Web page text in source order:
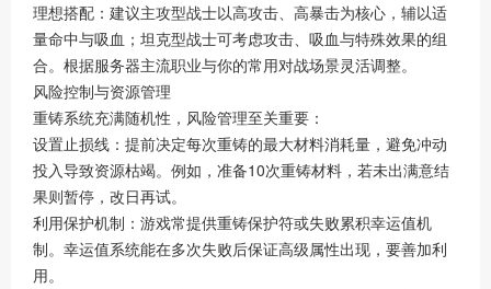
理想搭配：建议主攻型战士以高攻击、高暴击为核心，辅以适
量命中与吸血；坦克型战士可考虑攻击、吸血与特殊效果的组
合。根据服务器主流职业与你的常用对战场景灵活调整。
风险控制与资源管理
重铸系统充满随机性，风险管理至关重要：
设置止损线：提前决定每次重铸的最大材料消耗量，避免冲动
投入导致资源枯竭。例如，准备10次重铸材料，若未出满意结
果则暂停，改日再试。
利用保护机制：游戏常提供重铸保护符或失败累积幸运值机
制。幸运值系统能在多次失败后保证高级属性出现，要善加利
用。